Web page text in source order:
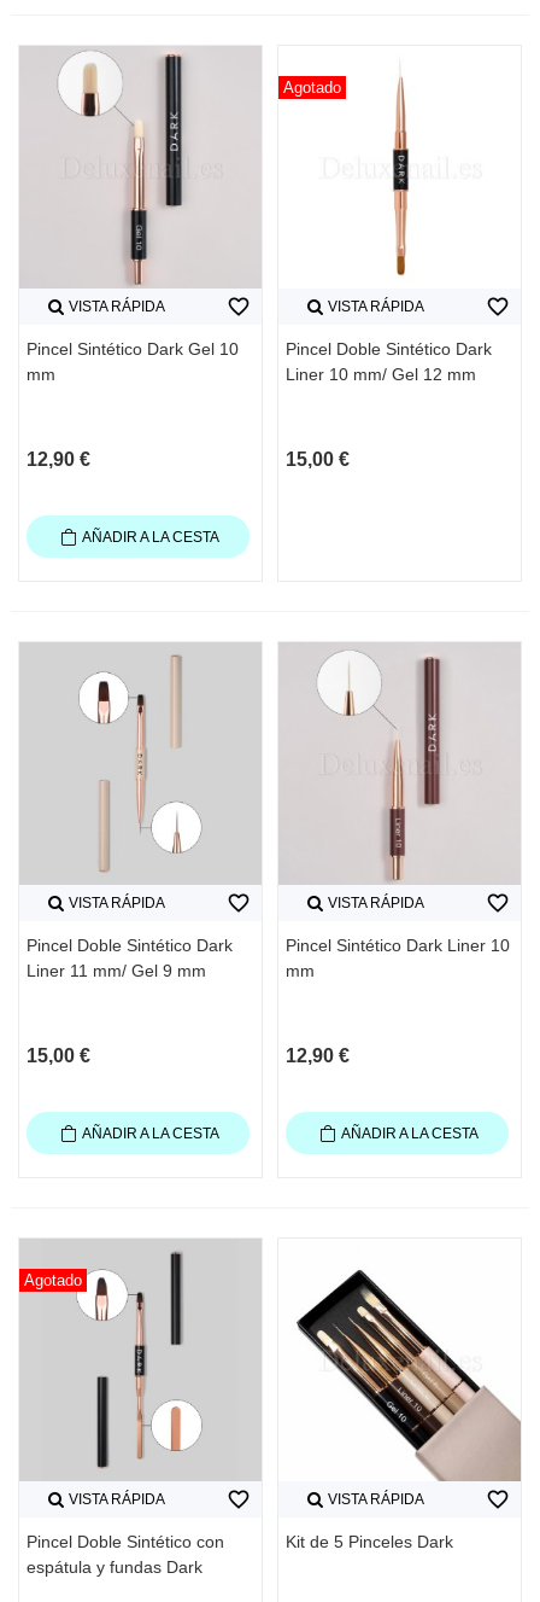
VISTA RÁPIDA
Pincel Sintético Dark Gel 10
mm
12,90 €
favorite_border
AÑADIR A LA CESTA
Agotado
VISTA RÁPIDA
Pincel Doble Sintético Dark
Liner 10 mm/ Gel 12 mm
15,00 €
favorite_border
VISTA RÁPIDA
Pincel Doble Sintético Dark
Liner 11 mm/ Gel 9 mm
15,00 €
favorite_border
AÑADIR A LA CESTA
VISTA RÁPIDA
Pincel Sintético Dark Liner 10
mm
12,90 €
favorite_border
AÑADIR A LA CESTA
Agotado
VISTA RÁPIDA
Pincel Doble Sintético con
espátula y fundas Dark
favorite_border VISTA RÁPIDA
Kit de 5 Pinceles Dark
favorite_border